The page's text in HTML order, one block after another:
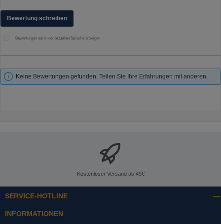
Bewertung schreiben
Bewertungen nur in der aktuellen Sprache anzeigen.
Keine Bewertungen gefunden. Teilen Sie Ihre Erfahrungen mit anderen.
Kostenloser Versand ab 49€
SERVICE-HOTLINE
INFORMATIONEN